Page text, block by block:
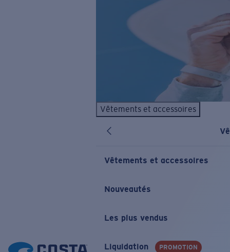
Vêtements et accessoires
Vêtements et accessoires
Nouveautés
Les plus vendus
Liquidation PROMOTION